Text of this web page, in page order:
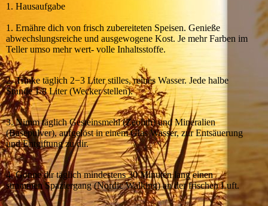
1. Hausaufgabe
1. Ernähre dich von frisch zubereiteten Speisen. Genieße
abwechslungsreiche und ausgewogene Kost. Je mehr Farben im
Teller umso mehr wert- volle Inhaltsstoffe.
2. Trinke täglich 2−3 Liter stilles, reines Wasser. Jede halbe
Stunde 1/8 Liter (Wecker stellen).
3. Nimm täglich Gesteinsmehl (Zeolith) und Mineralien
(Basepulver), aufgelöst in einem Glas Wasser, zur Entsäuerung
und Entgiftung zu dir.
4. Gönne dir täglich mindestens 30 Minuten lang einen
strammen Spaziergang (Nordic Walking) an der frischen Luft.